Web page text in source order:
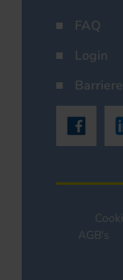
FAQ
Login
AGB's